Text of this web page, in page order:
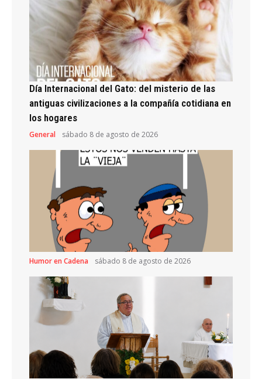
Día Internacional del Gato: del misterio de las
antiguas civilizaciones a la compañía cotidiana en
los hogares
General sábado 8 de agosto de 2026
Humor en Cadena sábado 8 de agosto de 2026